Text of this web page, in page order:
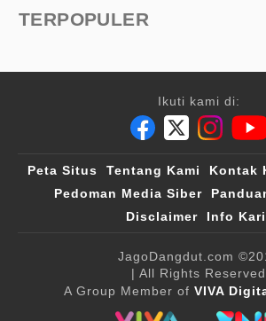
TERPOPULER
Ikuti kami di:
Peta Situs Tentang Kami Kontak
Pedoman Media Siber
Disclaimer
Info
JagoDangdut.com
| All Rights Reserved
A Group Member of VIVA